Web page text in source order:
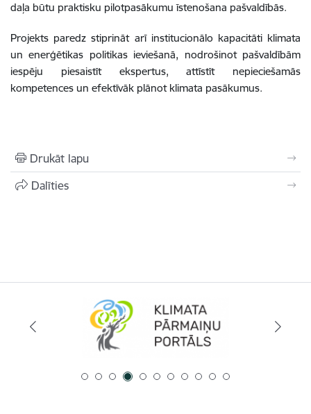
daļa būtu praktisku pilotpasākumu īstenošana pašvaldībās.
Projekts paredz stiprināt arī institucionālo kapacitāti klimata
un enerģētikas politikas ieviešanā, nodrošinot pašvaldībām
iespēju piesaistīt ekspertus, attīstīt nepieciešamās
kompetences un efektīvāk plānot klimata pasākumus.
Drukāt lapu
Dalīties